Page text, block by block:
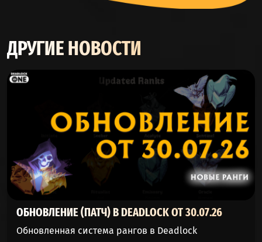
ДРУГИЕ НОВОСТИ
ОБНОВЛЕНИЕ (ПАТЧ) В DEADLOCK ОТ 30.07.26
Обновленная система рангов в Deadlock